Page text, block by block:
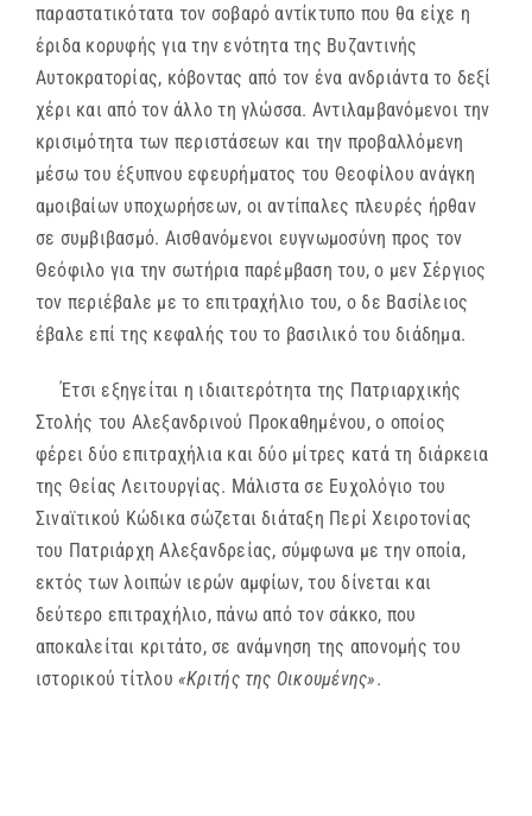
παραστατικότατα τον σοβαρό αντίκτυπο που θα είχε η
έριδα κορυφής για την ενότητα της Βυζαντινής
Αυτοκρατορίας, κόβοντας από τον ένα ανδριάντα το δεξί
χέρι και από τον άλλο τη γλώσσα. Αντιλαμβανόμενοι την
κρισιμότητα των περιστάσεων και την προβαλλόμενη
μέσω του έξυπνου εφευρήματος του Θεοφίλου ανάγκη
αμοιβαίων υποχωρήσεων, οι αντίπαλες πλευρές ήρθαν
σε συμβιβασμό. Αισθανόμενοι ευγνωμοσύνη προς τον
Θεόφιλο για την σωτήρια παρέμβαση του, ο μεν Σέργιος
τον περιέβαλε με το επιτραχήλιο του, ο δε Βασίλειος
έβαλε επί της κεφαλής του το βασιλικό του διάδημα.
Έτσι εξηγείται η ιδιαιτερότητα της Πατριαρχικής
Στολής του Αλεξανδρινού Προκαθημένου, ο οποίος
φέρει δύο επιτραχήλια και δύο μίτρες κατά τη διάρκεια
της Θείας Λειτουργίας. Μάλιστα σε Ευχολόγιο του
Σιναϊτικού Κώδικα σώζεται διάταξη Περί Χειροτονίας
του Πατριάρχη Αλεξανδρείας, σύμφωνα με την οποία,
εκτός των λοιπών ιερών αμφίων, του δίνεται και
δεύτερο επιτραχήλιο, πάνω από τον σάκκο, που
αποκαλείται κριτάτο, σε ανάμνηση της απονομής του
ιστορικού τίτλου«Κριτής της Οικουμένης».